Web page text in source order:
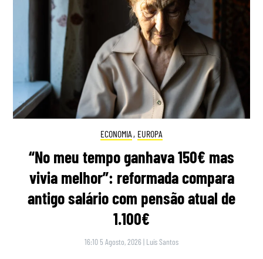
ECONOMIA , EUROPA
“No meu tempo ganhava 150€ mas
vivia melhor”: reformada compara
antigo salário com pensão atual de
1.100€
16:10 5 Agosto, 2026 | Luís Santos